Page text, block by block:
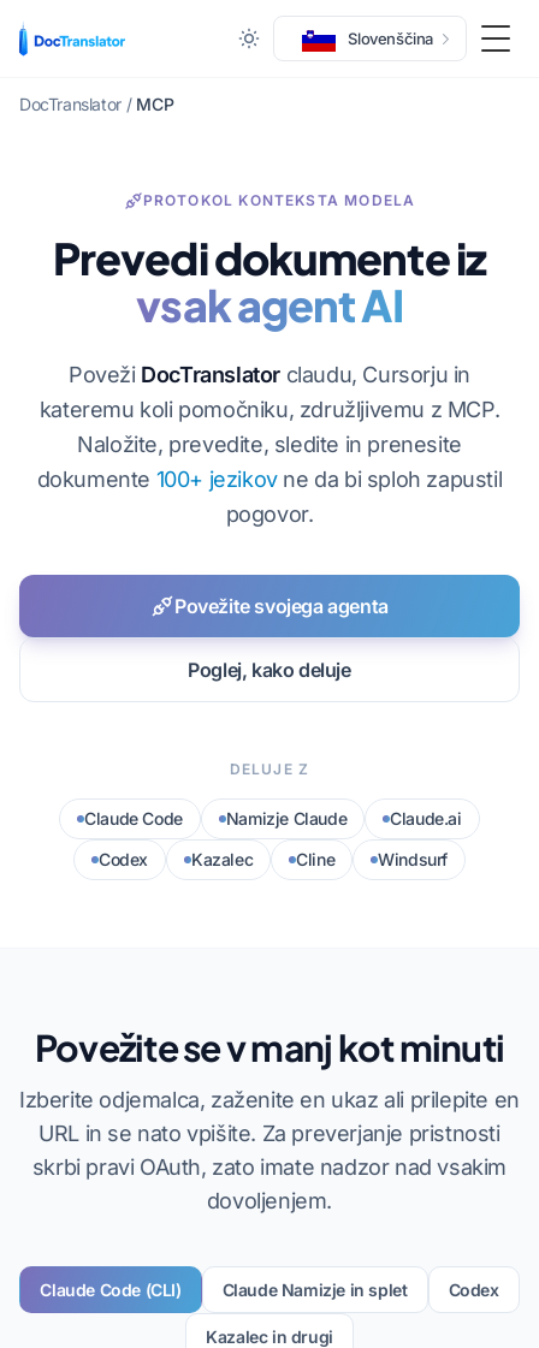
Slovenščina
DocTranslator / MCP
PROTOKOL KONTEKSTA MODELA
Prevedi dokumente iz
vsak agent AI
Poveži DocTranslator claudu, Cursorju in
kateremu koli pomočniku, združljivemu z MCP.
Naložite, prevedite, sledite in prenesite
dokumente 100+ jezikovne da bi sploh zapustil
pogovor.
Povežite svojega agenta
Poglej, kako deluje
DELUJE Z
Claude Code Namizje Claude
Claude.ai
Codex
Kazalec Cline Windsurf
Povežite se v manj kot minuti
Izberite odjemalca, zaženite en ukaz ali prilepite en
URL in se nato vpišite. Za preverjanje pristnosti
skrbi pravi OAuth, zato imate nadzor nad vsakim
dovoljenjem.
Claude Code (CLI) Claude Namizje in splet Codex
Kazalec in drugi